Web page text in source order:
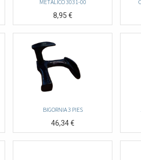
METÁLICO 3031-00
8,95€
BIGORNIA 3 PIES
46,34€